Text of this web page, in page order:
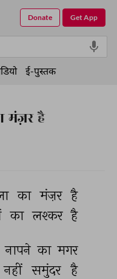
मंज़र है
का मंज़र है
का लश्कर है
नापने का मगर
नहीं समुंदर है
Get App
Donate
ई-पुस्तक